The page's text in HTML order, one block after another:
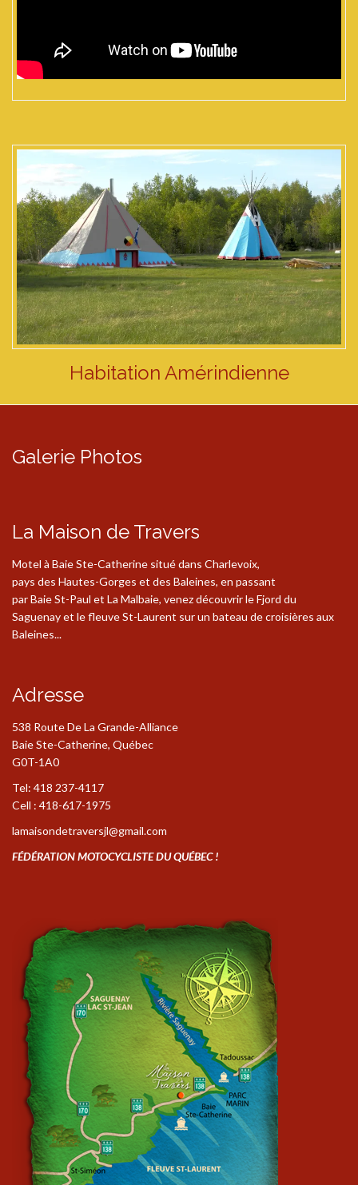
Habitation Amérindienne
Galerie Photos
La Maison de Travers
Motel à Baie Ste-Catherine situé dans Charlevoix,
pays des Hautes-Gorges et des Baleines, en passant
par Baie St-Paul et La Malbaie, venez découvrir le Fjord du
Saguenay et le fleuve St-Laurent sur un bateau de croisières aux
Baleines...
Adresse
538 Route De La Grande-Alliance
Baie Ste-Catherine, Québec
G0T-1A0
Tel: 418 237-4117
Cell : 418-617-1975
lamaisondetraversjl@gmail.com
FÉDÉRATION MOTOCYCLISTE DU QUÉBEC !